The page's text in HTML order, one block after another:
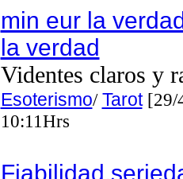
min eur la
la verdad
Videntes claros y
Esoterismo/Tarot[29/
10:11Hrs